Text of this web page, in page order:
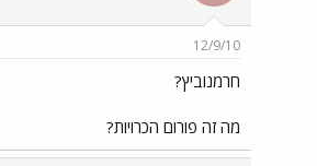
12/9/10
חרמנוביץ?
מה זה פורום הכרויות?